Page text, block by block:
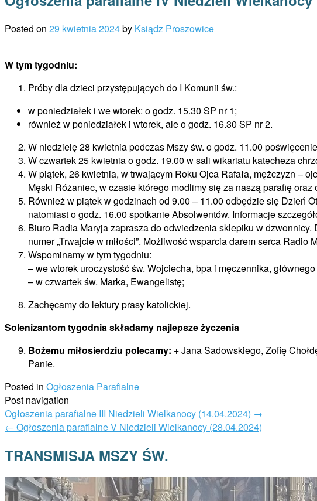
Posted on 29 kwietnia 2024by Ksiądz Proszowice
W tym tygodniu:
Próby dla dzieci przystępujących do I Komunii św.:
w poniedziałek i we wtorek: o godz. 15.30 SP nr 1;
również w poniedziałek i wtorek, ale o godz. 16.30 SP nr 2.
W niedzielę 28 kwietnia podczas Mszy św. o godz. 11.00
W czwartek 25 kwietnia o godz. 19.00 w sali wikariatu katecheza
W piątek, 26 kwietnia, w trwającym Roku Ojca Rafała, mężczyzn –
Męski Różaniec, w czasie którego modlimy się za naszą parafię
Również w piątek w godzinach od 9.00 – 11.00 odbędzie się Dzień
natomiast o godz. 16.00 spotkanie Absolwentów. Informacje
Biuro Radia Maryja zaprasza do odwiedzenia sklepiku w
numer „Trwajcie w miłości”. Możliwość wsparcia darem serca Radio
Wspominamy w tym tygodniu:
– we wtorek uroczystość św. Wojciecha, bpa i męczennika,
– w czwartek św. Marka, Ewangelistę;
Zachęcamy do lektury prasy katolickiej.
Solenizantom tygodniaskładamy najlepsze życzenia
Bożemu miłosierdziu polecamy: + Jana Sadowskiego, Zofię
Panie.
Posted in Ogłoszenia Parafialne
Post navigation
Ogłoszenia parafialne III Niedzieli Wielkanocy (14.04.2024) →
← Ogłoszenia parafialne V Niedzieli Wielkanocy (28.04.2024)
TRANSMISJA MSZY ŚW.